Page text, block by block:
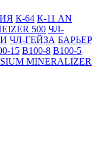
К-64 К-11 AN
500 ЧЛ-
ЧЛ-ГЕЙЗА БАРЬЕР
15 B100-8 B100-5
MINERALIZER